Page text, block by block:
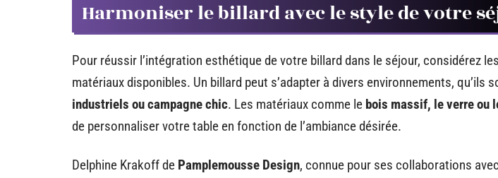
Harmoniser le billard avec le style de votre
Pour réussir l’intégration esthétique de votre billard dans le séjour, considérez
matériaux disponibles. Un billard peut s’adapter à divers environnements, qu’ils
industriels ou campagne chic. Les matériaux comme le bois massif, le verre ou
de personnaliser votre table en fonction de l’ambiance désirée.
Delphine Krakoff de Pamplemousse Design, connue pour ses collaborations avec